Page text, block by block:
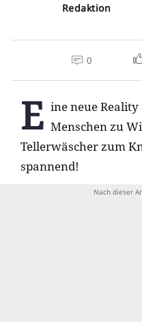
Redaktion
0
E ine neue Reality
Menschen zu
Tellerwäscher zum
spannend!